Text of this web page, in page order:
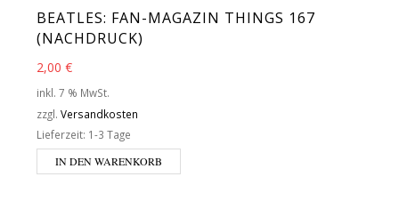
BEATLES: FAN-MAGAZIN THINGS 167
(NACHDRUCK)
2,00 €
inkl. 7 % MwSt.
zzgl. Versandkosten
Lieferzeit: 1-3 Tage
IN DEN WARENKORB